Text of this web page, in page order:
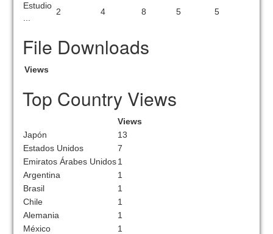
Estudio
2 4 8 5 5
File Downloads
Views
Top Country Views
Views
Japón
13
Estados Unidos
7
Emiratos Árabes Unidos1
Argentina
1
Brasil
1
Chile
1
Alemania
1
México
1